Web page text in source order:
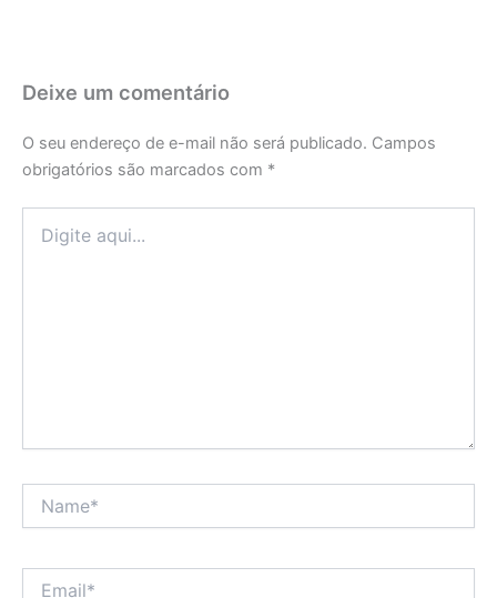
Deixe um comentário
O seu endereço de e-mail não será publicado. Campos
obrigatórios são marcados com *
aqui...